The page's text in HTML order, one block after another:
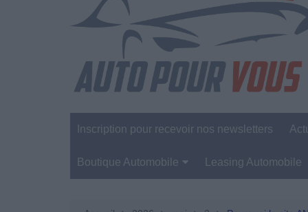
Inscription pour recevoir nos newsletters
Boutique Automobile Leasing Automobile